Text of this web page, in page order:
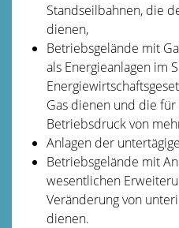
Standseilbahnen, die
dienen,
Betriebsgelände mit
als Energieanlagen im
Gas dienen und die
Betriebsdruck von
Anlagen der
Betriebsgelände mit
wesentlichen
Veränderung von
dienen.